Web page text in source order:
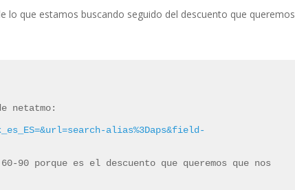
lo que estamos buscando seguido del descuento que queremos
netatmo:
alias%3Daps&field-
90 porque es el descuento que queremos que nos